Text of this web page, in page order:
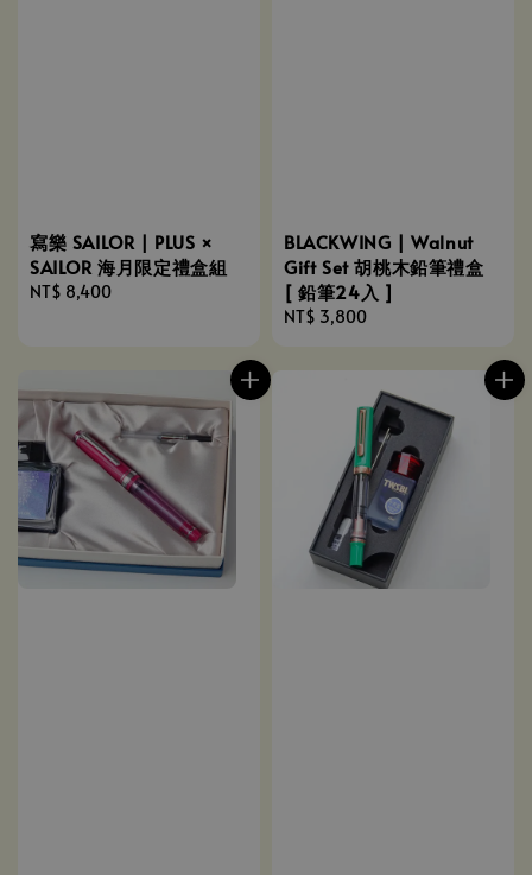
寫樂 SAILOR | PLUS ×
SAILOR 海月限定禮盒組
Regular
NT$ 8,400
BLACKWING | Walnut
Gift Set 胡桃木鉛筆禮盒
[ 鉛筆24入 ]
Regular
NT$ 3,800